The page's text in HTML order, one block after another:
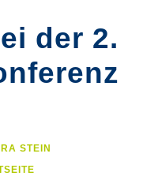
der 2.
STEIN